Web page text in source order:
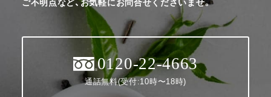
ご不明点など、お気軽にお問合せくださいませ。
0120-22-4663
通話無料(受付:10時〜18時)